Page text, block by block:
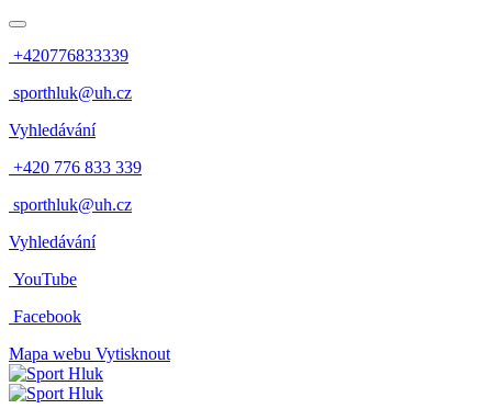
+420776833339
sporthluk@uh.cz
Vyhledávání
+420 776 833 339
sporthluk@uh.cz
Vyhledávání
YouTube
Facebook
Mapa webu Vytisknout